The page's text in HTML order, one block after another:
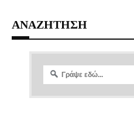
ΑΝΑΖΗΤΗΣΗ